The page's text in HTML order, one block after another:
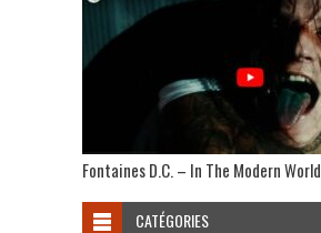
Fontaines D.C. – In The Modern World
CATÉGORIES